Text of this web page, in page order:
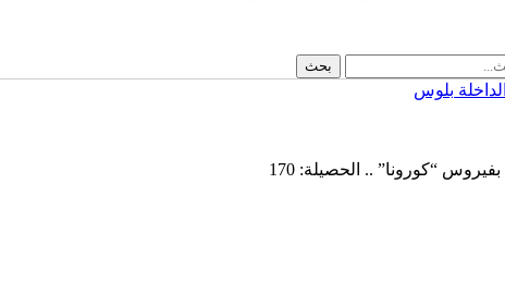
“كورونا” .. الحصيلة: 170